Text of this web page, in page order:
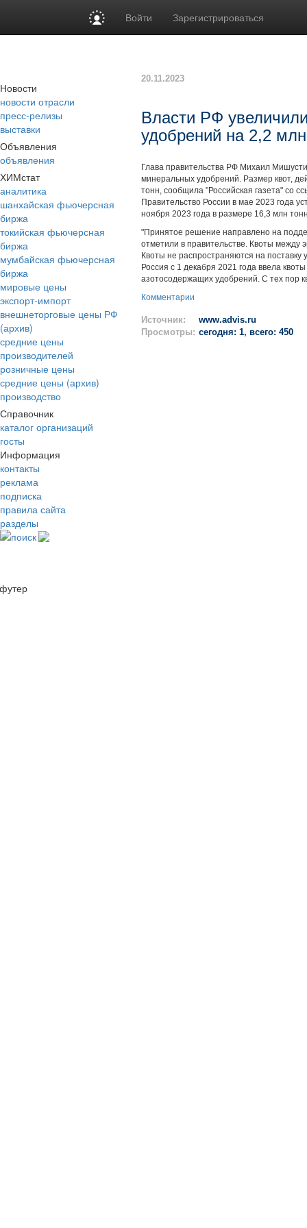
Войти Зарегистрироваться
Новости
новости отрасли
пресс-релизы
выставки
Объявления
объявления
ХИМстат
аналитика
шанхайская фьючерсная
биржа
токийская фьючерсная
биржа
мумбайская фьючерсная
биржа
мировые цены
экспорт-импорт
внешнеторговые цены РФ
(архив)
средние цены
производителей
розничные цены
средние цены (архив)
производство
Справочник
каталог организаций
госты
Информация
контакты
реклама
подписка
правила сайта
разделы
поиск
20.11.2023
Власти РФ
удобрений на 2,2
Глава правительства РФ Михаил
минеральных удобрений. Размер квот,
тонн, сообщила "Российская газета" со
Правительство России в мае 2023 года
ноября 2023 года в размере 16,3 млн
"Принятое решение направлено на
отметили в правительстве. Квоты между
Квоты не распространяются на
Россия с 1 декабря 2021 года ввела
азотосодержащих удобрений. С тех пор
Комментарии
Источник:
www.advis.ru
Просмотры: сегодня: 1, всего: 450
футер